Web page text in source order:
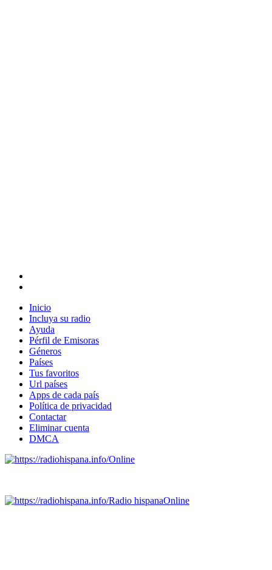
Inicio
Incluya su radio
Ayuda
Pérfil de Emisoras
Géneros
Países
Tus favoritos
Url países
Apps de cada país
Política de privacidad
Contactar
Eliminar cuenta
DMCA
Online
Radio hispanaOnline